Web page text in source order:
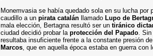
Monemvasia se había quedado sola en su lucha
caudillo a unpirata catalán llamado Lupo de
mala elección, Bertagna resultó ser untiránico
ciudad decidió probar laprotección del Papado. Sin
resultaba insuficiente frente a la constante presión
Marcos, que en aquella época estaba en guerra con